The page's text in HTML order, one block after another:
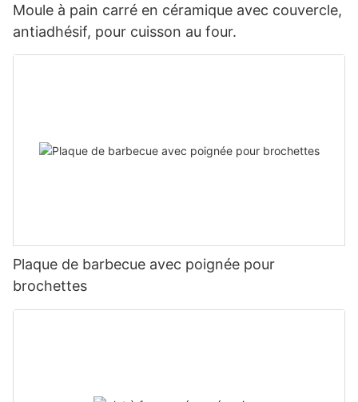
Moule à pain carré en céramique avec couvercle,
antiadhésif, pour cuisson au four.
Plaque de barbecue avec poignée pour
brochettes